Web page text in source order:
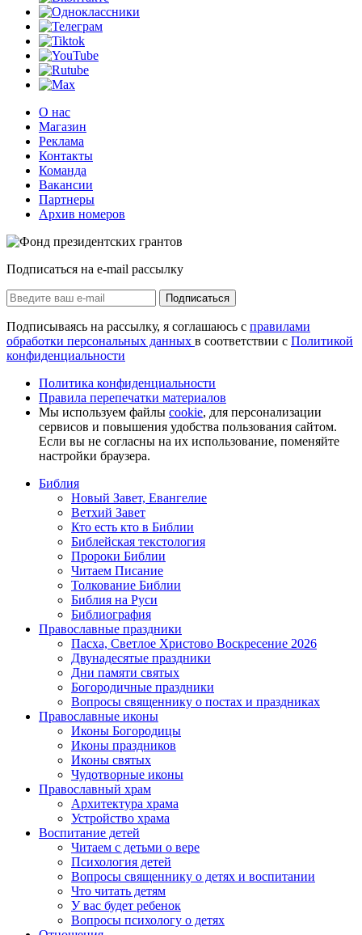
О нас
Магазин
Реклама
Контакты
Команда
Вакансии
Партнеры
Архив номеров
Подписаться на e-mail рассылку
Подписаться
Подписываясь на рассылку, я соглашаюсь с правилами
обработки персональных данных в соответствии с Политикой
конфиденциальности
Политика конфиденциальности
Правила перепечатки материалов
Мы используем файлы cookie, для персонализации
сервисов и повышения удобства пользования сайтом.
Если вы не согласны на их использование, поменяйте
настройки браузера.
Библия
Новый Завет, Евангелие
Ветхий Завет
Кто есть кто в Библии
Библейская текстология
Пророки Библии
Читаем Писание
Толкование Библии
Библия на Руси
Библиография
Православные праздники
Пасха, Светлое Христово Воскресение 2026
Двунадесятые праздники
Дни памяти святых
Богородичные праздники
Вопросы священнику о постах и праздниках
Православные иконы
Иконы Богородицы
Иконы праздников
Иконы святых
Чудотворные иконы
Православный храм
Архитектура храма
Устройство храма
Воспитание детей
Читаем с детьми о вере
Психология детей
Вопросы священнику о детях и воспитании
Что читать детям
У вас будет ребенок
Вопросы психологу о детях